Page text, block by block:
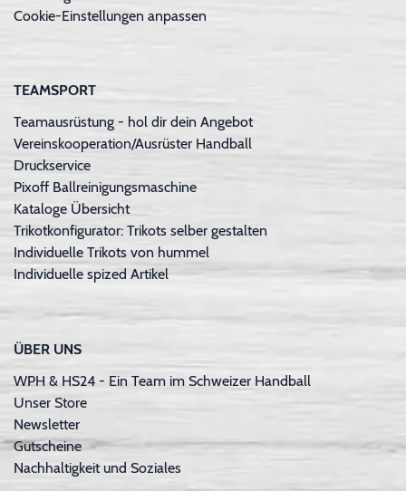
Cookie-Einstellungen anpassen
TEAMSPORT
Teamausrüstung - hol dir dein Angebot
Vereinskooperation/Ausrüster Handball
Druckservice
Pixoff Ballreinigungsmaschine
Kataloge Übersicht
Trikotkonfigurator: Trikots selber gestalten
Individuelle Trikots von hummel
Individuelle spized Artikel
ÜBER UNS
WPH & HS24 - Ein Team im Schweizer Handball
Unser Store
Newsletter
Gutscheine
Nachhaltigkeit und Soziales